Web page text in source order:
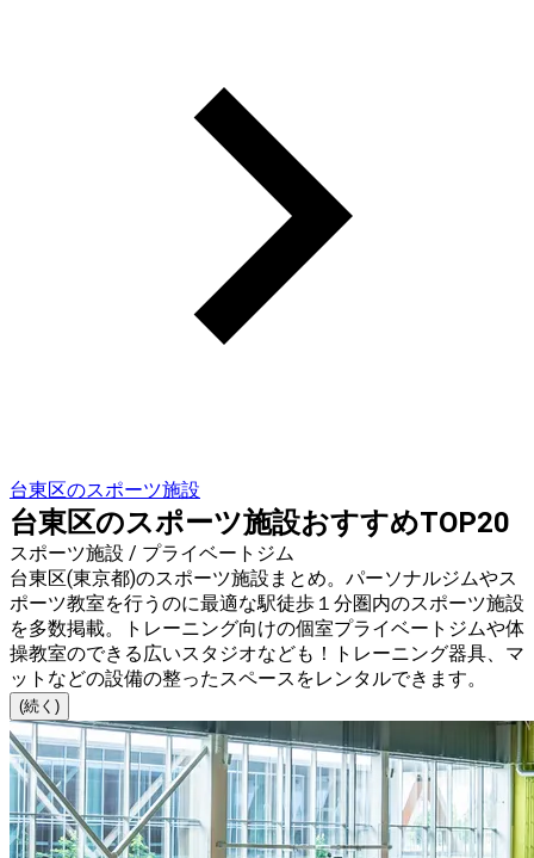
台東区のスポーツ施設
台東区のスポーツ施設おすすめTOP20
スポーツ施設 / プライベートジム
台東区(東京都)のスポーツ施設まとめ。パーソナルジムやス
ポーツ教室を行うのに最適な駅徒歩１分圏内のスポーツ施設
を多数掲載。トレーニング向けの個室プライベートジムや体
操教室のできる広いスタジオなども！トレーニング器具、マ
ットなどの設備の整ったスペースをレンタルできます。
(続く)